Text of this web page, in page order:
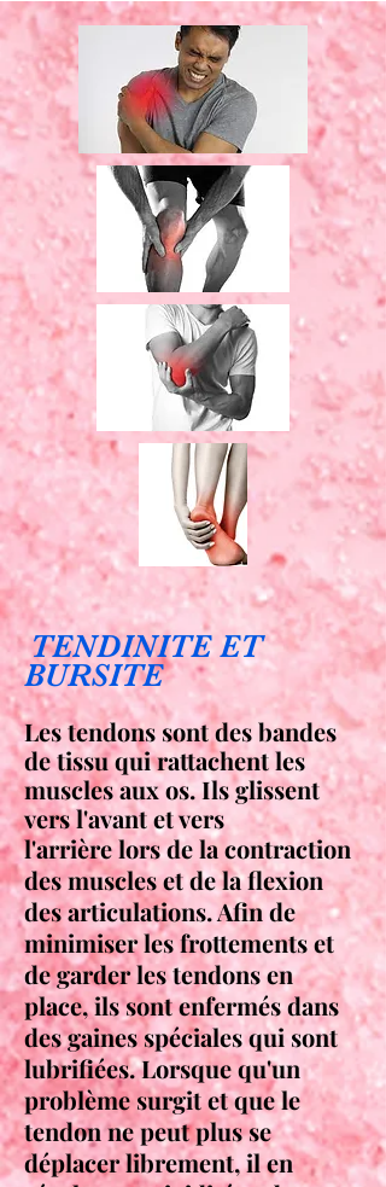
TENDINITE ET
BURSITE
Les tendons sont des bandes
de tissu qui rattachent les
muscles aux os. Ils glissent
vers l'avant et vers
l'arrière lors de la contraction
des muscles et de la flexion
des articulations. Afin de
minimiser les frottements et
de garder les tendons en
place, ils sont enfermés dans
des gaines spéciales qui sont
lubrifiées. Lorsque qu'un
problème surgit et que le
tendon ne peut plus se
déplacer librement, il en